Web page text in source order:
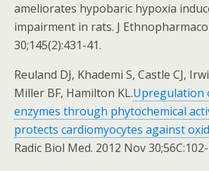
ameliorates hypobaric hypoxia
impairment in rats. J
30;145(2):431-41.
Reuland DJ, Khademi S, Castle CJ,
Miller BF, Hamilton KL.Upregulation
enzymes through phytochemical
protects cardiomyocytes against
Radic Biol Med. 2012 Nov